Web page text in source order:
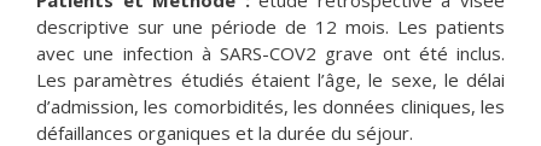
descriptive sur une période de 12 mois. Les patients
avec une infection à SARS-COV2 grave ont été inclus.
Les paramètres étudiés étaient l’âge, le sexe, le délai
d’admission, les comorbidités, les données cliniques, les
défaillances organiques et la durée du séjour.